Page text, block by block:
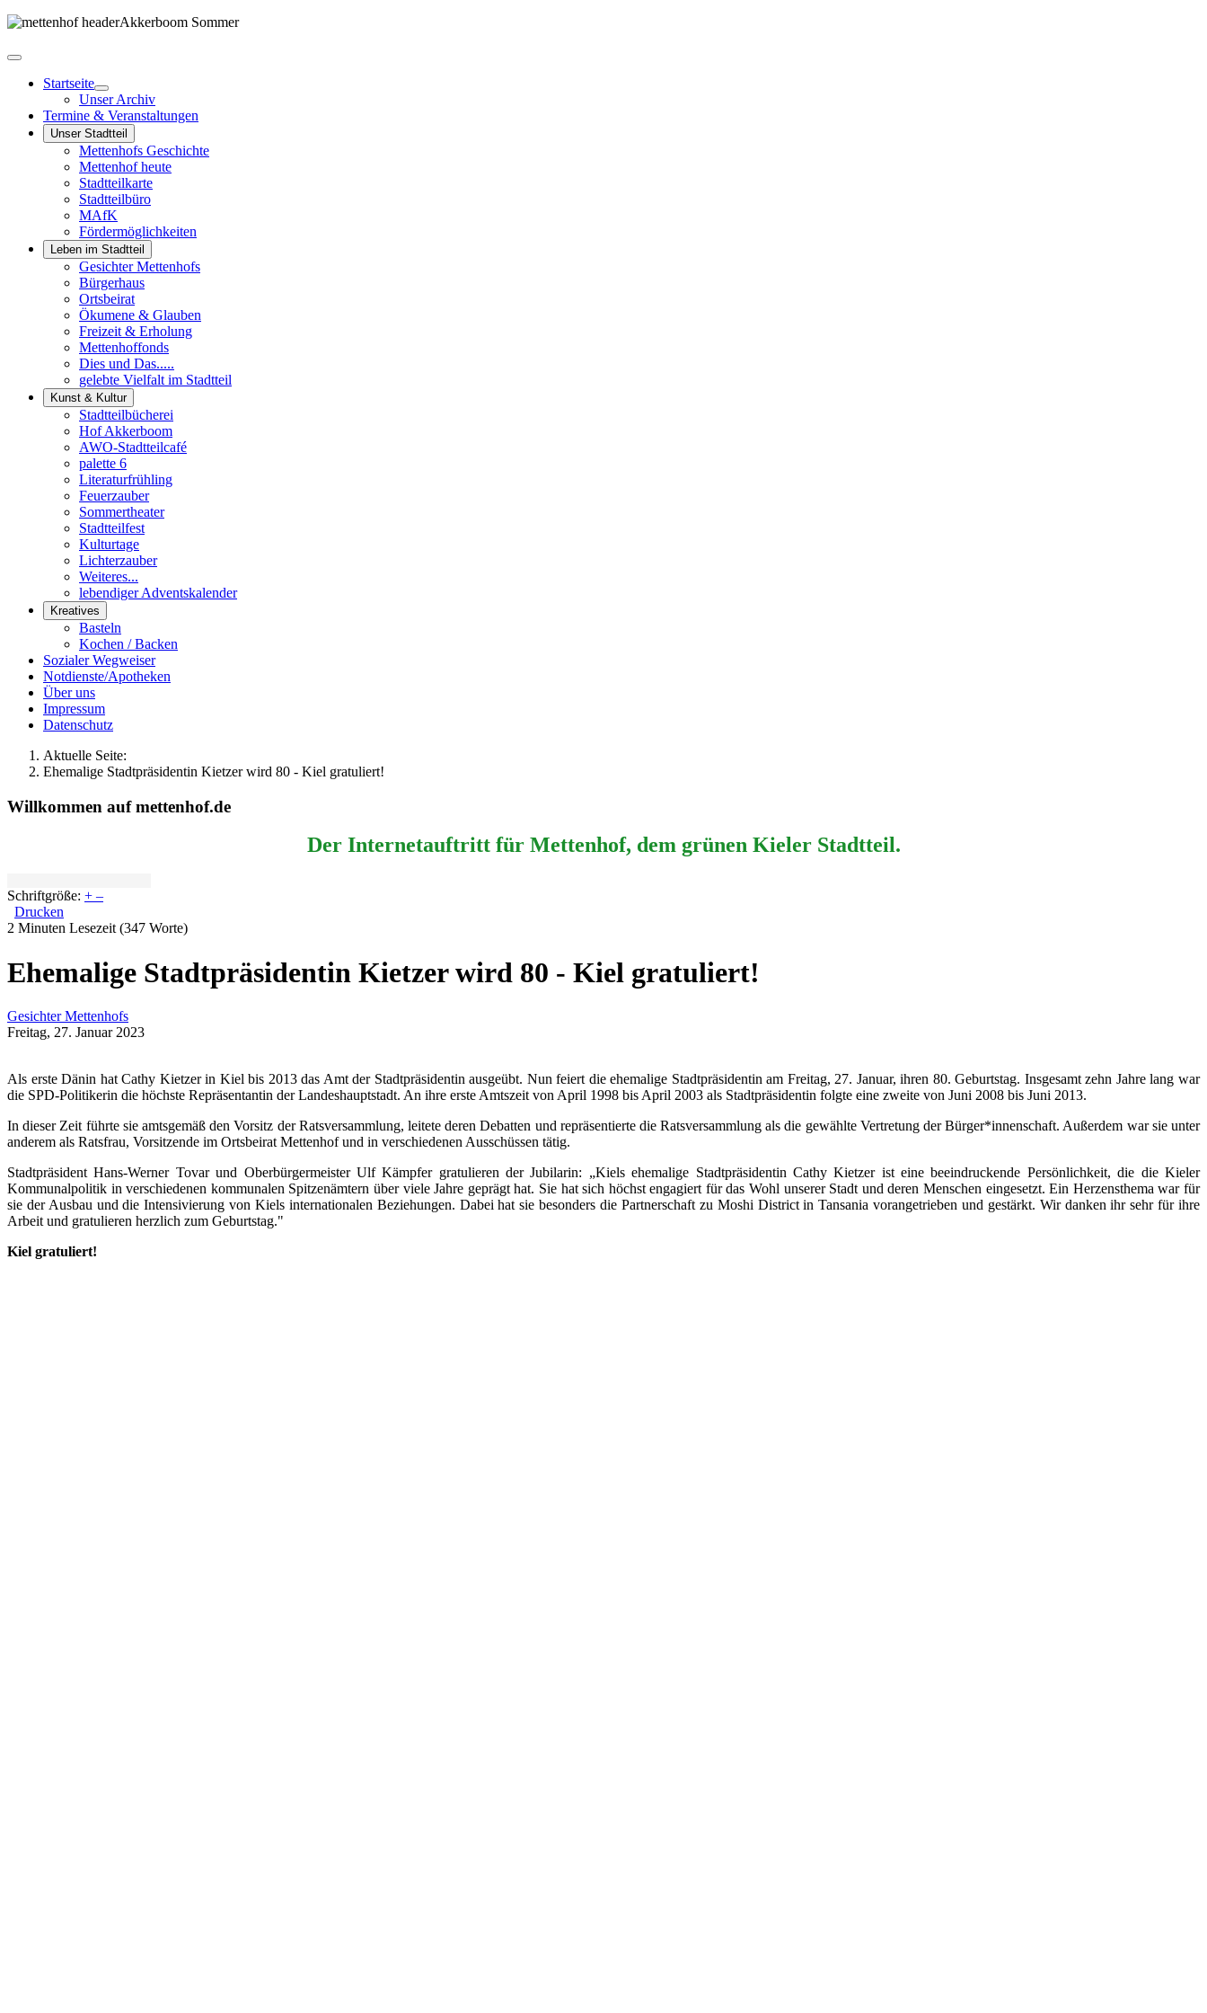
Startseite
Unser Archiv
Termine & Veranstaltungen
Unser Stadtteil
Mettenhofs Geschichte
Mettenhof heute
Stadtteilkarte
Stadtteilbüro
MAfK
Fördermöglichkeiten
Leben im Stadtteil
Gesichter Mettenhofs
Bürgerhaus
Ortsbeirat
Ökumene & Glauben
Freizeit & Erholung
Mettenhoffonds
Dies und Das.....
gelebte Vielfalt im Stadtteil
Kunst & Kultur
Stadtteilbücherei
Hof Akkerboom
AWO-Stadtteilcafé
palette 6
Literaturfrühling
Feuerzauber
Sommertheater
Stadtteilfest
Kulturtage
Lichterzauber
Weiteres...
lebendiger Adventskalender
Kreatives
Basteln
Kochen / Backen
Sozialer Wegweiser
Notdienste/Apotheken
Über uns
Impressum
Datenschutz
Aktuelle Seite:
Ehemalige Stadtpräsidentin Kietzer wird 80 - Kiel gratuliert!
Willkommen auf mettenhof.de
Der Internetauftritt für Mettenhof, dem grünen Kieler Stadtteil.
Schriftgröße: + –
Drucken
2 Minuten Lesezeit (347 Worte)
Ehemalige Stadtpräsidentin Kietzer wird 80 - Kiel gratuliert!
Gesichter Mettenhofs
Freitag, 27. Januar 2023
Als erste Dänin hat Cathy Kietzer in Kiel bis 2013 das Amt der Stadtpräsidentin ausgeübt. Nun feiert die ehemalige Stadtpräsidentin am Freitag, 27. Januar, ihren 80. Geburtstag. Insgesamt zehn Jahre lang war
die SPD-Politikerin die höchste Repräsentantin der Landeshauptstadt. An ihre erste Amtszeit von April 1998 bis April 2003 als Stadtpräsidentin folgte eine zweite von Juni 2008 bis Juni 2013.
In dieser Zeit führte sie amtsgemäß den Vorsitz der Ratsversammlung, leitete deren Debatten und repräsentierte die Ratsversammlung als die gewählte Vertretung der Bürger*innenschaft. Außerdem war sie unter
anderem als Ratsfrau, Vorsitzende im Ortsbeirat Mettenhof und in verschiedenen Ausschüssen tätig.
Stadtpräsident Hans-Werner Tovar und Oberbürgermeister Ulf Kämpfer gratulieren der Jubilarin: „Kiels ehemalige Stadtpräsidentin Cathy Kietzer ist eine beeindruckende Persönlichkeit, die die Kieler
Kommunalpolitik in verschiedenen kommunalen Spitzenämtern über viele Jahre geprägt hat. Sie hat sich höchst engagiert für das Wohl unserer Stadt und deren Menschen eingesetzt. Ein Herzensthema war für
sie der Ausbau und die Intensivierung von Kiels internationalen Beziehungen. Dabei hat sie besonders die Partnerschaft zu Moshi District in Tansania vorangetrieben und gestärkt. Wir danken ihr sehr für ihre
Arbeit und gratulieren herzlich zum Geburtstag."
Kiel gratuliert!